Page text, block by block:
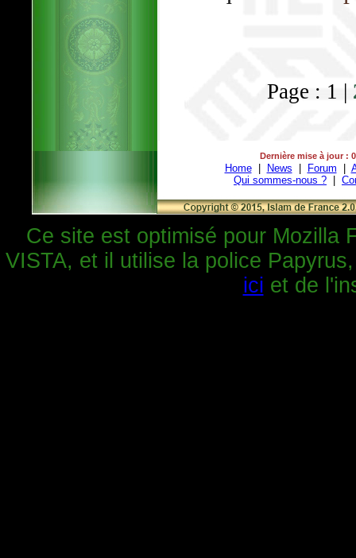
Page : 1 |
Dernière mise à jour :
Home| News | Forum |
Qui sommes-nous ? |
Ce site est optimisé pour Mozilla
VISTA, et il utilise la police
ici et de